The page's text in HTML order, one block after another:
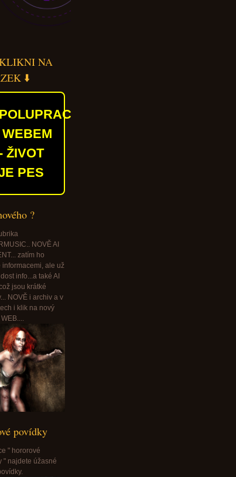
NA
⬇️
ŽIVOT
PES
?
NOVĚ AI
zatím ho
informacemi, ale už
info...a také AI
jsou krátké
NOVĚ i archiv a v
i klik na nový
povídky
" hororové
" najdete úžasné